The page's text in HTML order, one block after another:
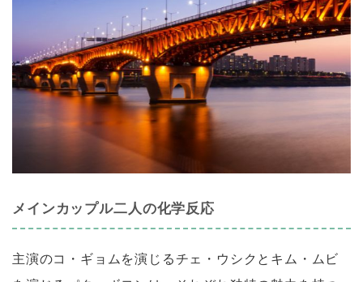
メインカップル二人の化学反応
主演のコ・ギョムを演じるチェ・ウシクとキム・ムビ